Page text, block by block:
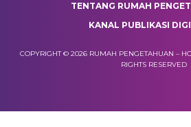
TENTANG RUMAH
KANAL PUBLIKASI
COPYRIGHT © 2026 RUMAH PENGETAHUAN –
RIGHTS RESERVED